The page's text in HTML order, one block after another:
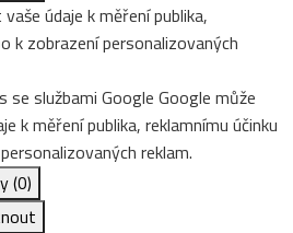
údaje k měření publika,
k zobrazení personalizovaných
se službami Google Google může
k měření publika, reklamnímu účinku
reklam.
(0)